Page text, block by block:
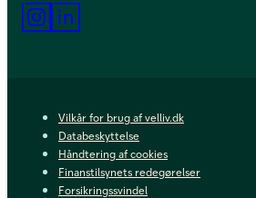
Instagram
Vilkår for brug af velliv.dk
Databeskyttelse
Håndtering af cookies
Finanstilsynets redegørelser
Forsikringssvindel